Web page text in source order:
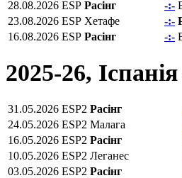
28.08.2026 ESP Расінг -:-
23.08.2026 ESP Хетафе -:-
16.08.2026 ESP Расінг -:-
2025-26,
31.05.2026 ESP2 Расінг
24.05.2026 ESP2 Малага
16.05.2026 ESP2 Расінг
10.05.2026 ESP2 Леганес
03.05.2026 ESP2 Расінг